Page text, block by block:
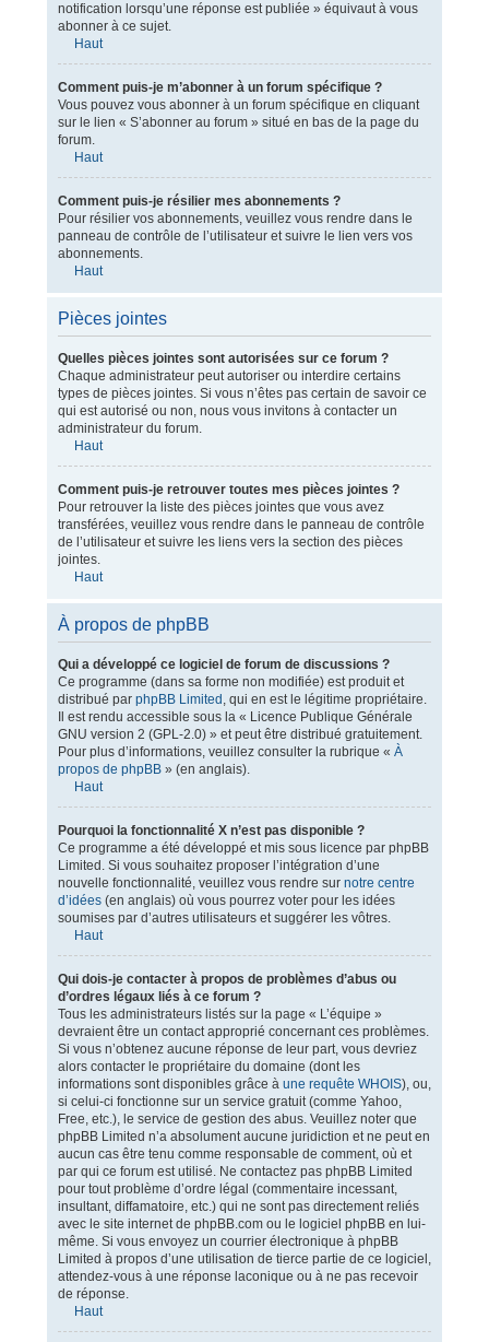
notification lorsqu’une réponse est publiée » équivaut à vous
abonner à ce sujet.
Haut
Comment puis-je m’abonner à un forum spécifique ?
Vous pouvez vous abonner à un forum spécifique en cliquant
sur le lien « S’abonner au forum » situé en bas de la page du
forum.
Haut
Comment puis-je résilier mes abonnements ?
Pour résilier vos abonnements, veuillez vous rendre dans le
panneau de contrôle de l’utilisateur et suivre le lien vers vos
abonnements.
Haut
Pièces jointes
Quelles pièces jointes sont autorisées sur ce forum ?
Chaque administrateur peut autoriser ou interdire certains
types de pièces jointes. Si vous n’êtes pas certain de savoir ce
qui est autorisé ou non, nous vous invitons à contacter un
administrateur du forum.
Haut
Comment puis-je retrouver toutes mes pièces jointes ?
Pour retrouver la liste des pièces jointes que vous avez
transférées, veuillez vous rendre dans le panneau de contrôle
de l’utilisateur et suivre les liens vers la section des pièces
jointes.
Haut
À propos de phpBB
Qui a développé ce logiciel de forum de discussions ?
Ce programme (dans sa forme non modifiée) est produit et
distribué par phpBB Limited , qui en est le légitime propriétaire.
Il est rendu accessible sous la « Licence Publique Générale
GNU version 2 (GPL-2.0) » et peut être distribué gratuitement.
Pour plus d’informations, veuillez consulter la rubrique « À
propos de phpBB» (en anglais).
Haut
Pourquoi la fonctionnalité X n’est pas disponible ?
Ce programme a été développé et mis sous licence par phpBB
Limited. Si vous souhaitez proposer l’intégration d’une
nouvelle fonctionnalité, veuillez vous rendre sur notre centre
d’idées(en anglais) où vous pourrez voter pour les idées
soumises par d’autres utilisateurs et suggérer les vôtres.
Haut
Qui dois-je contacter à propos de problèmes d’abus ou
d’ordres légaux liés à ce forum ?
Tous les administrateurs listés sur la page « L’équipe »
devraient être un contact approprié concernant ces problèmes.
Si vous n’obtenez aucune réponse de leur part, vous devriez
alors contacter le propriétaire du domaine (dont les
informations sont disponibles grâce à une requête WHOIS), ou,
si celui-ci fonctionne sur un service gratuit (comme Yahoo,
Free, etc.), le service de gestion des abus. Veuillez noter que
phpBB Limited n’a absolument aucune juridiction et ne peut en
aucun cas être tenu comme responsable de comment, où et
par qui ce forum est utilisé. Ne contactez pas phpBB Limited
pour tout problème d’ordre légal (commentaire incessant,
insultant, diffamatoire, etc.) qui ne sont pas directement reliés
avec le site internet de phpBB.com ou le logiciel phpBB en lui-
même. Si vous envoyez un courrier électronique à phpBB
Limited à propos d’une utilisation de tierce partie de ce logiciel,
attendez-vous à une réponse laconique ou à ne pas recevoir
de réponse.
Haut